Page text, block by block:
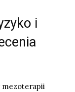
i
mezoterapii